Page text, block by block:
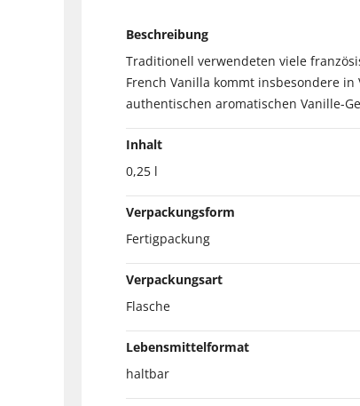
Beschreibung
Traditionell verwendeten viele
French Vanilla kommt insbesondere
authentischen aromatischen Vanille-
Inhalt
0,25 l
Verpackungsform
Fertigpackung
Verpackungsart
Flasche
Lebensmittelformat
haltbar